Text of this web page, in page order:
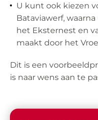
U kunt ook kiezen
Bataviawerf,
het Eksternest en
maakt door het
Dit is een
is naar wens aan te